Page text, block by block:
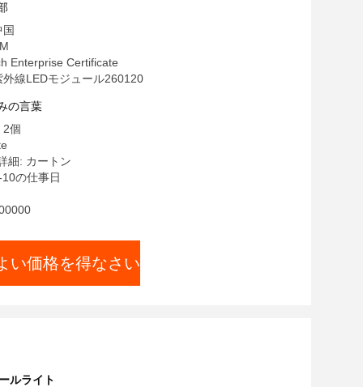
Enterprise Certificate
線LEDモジュール260120
の言葉
2個
細: カートン
の仕事日
い価格を得なさい
ルライト